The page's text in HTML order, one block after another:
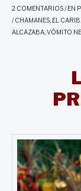
2 COMENTARIOS/EN
/CHAMANES EL
ALCAZABA VÓMITO